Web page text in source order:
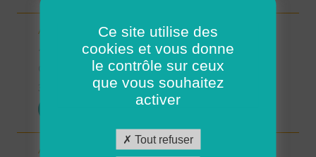
Auxiliaire de vie - Oeyreluy (H/F)
40 - Landes
31/07/2026
Auxiliaire de vie - Mugron (H/F)
Ce site utilise des
cookies et vous donne
le contrôle sur ceux
que vous souhaitez
activer
Tout refuser